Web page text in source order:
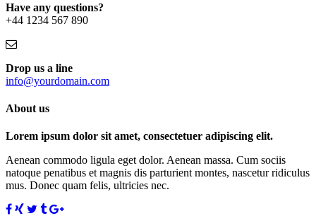
Have any questions?
+44 1234 567 890
Drop us a line
info@yourdomain.com
About us
Lorem ipsum dolor sit amet, consectetuer adipiscing elit.
Aenean commodo ligula eget dolor. Aenean massa. Cum sociis
natoque penatibus et magnis dis parturient montes, nascetur ridiculus
mus. Donec quam felis, ultricies nec.